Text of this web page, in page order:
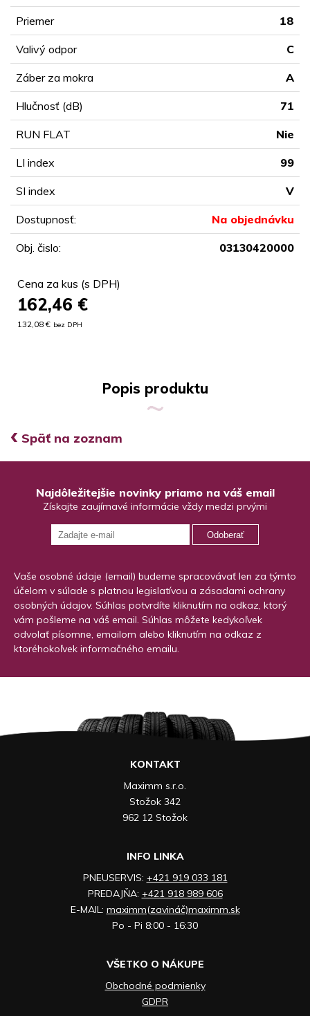
Priemer 18
Valivý odpor C
Záber za mokra A
Hlučnosť (dB) 71
RUN FLAT Nie
LI index 99
SI index V
Dostupnosť: Na objednávku
Obj. čislo: 03130420000
Cena za kus (s DPH)
162,46 €
132,08 € bez DPH
Popis produktu
‹ Späť na zoznam
Najdôležitejšie novinky priamo na váš email
Získajte zaujímavé informácie vždy medzi prvými
Odoberať
Vaše osobné údaje (email) budeme spracovávať len za týmto
účelom v súlade s platnou legislatívou a zásadami ochrany
osobných údajov. Súhlas potvrdíte kliknutím na odkaz, ktorý
vám pošleme na váš email. Súhlas môžete kedykoľvek
odvolať písomne, emailom alebo kliknutím na odkaz z
ktoréhokoľvek informačného emailu.
KONTAKT
Maximm s.r.o.
Stožok 342
962 12 Stožok
INFO LINKA
PNEUSERVIS: +421 919 033 181
PREDAJŇA: +421 918 989 606
E-MAIL: maximm(zavináč)maximm.sk
Po - Pi 8:00 - 16:30
VŠETKO O NÁKUPE
Obchodné podmienky
GDPR